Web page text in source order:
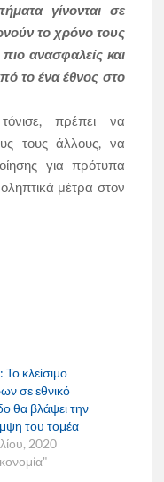
γίνονται σε
το χρόνο τους
ανασφαλείς και
το ένα έθνος στο
πρέπει να
τους άλλους, να
για πρότυπα
μέτρα στον
Το κλείσιμο
σε εθνικό
θα βλάψει την
του τομέα
2020